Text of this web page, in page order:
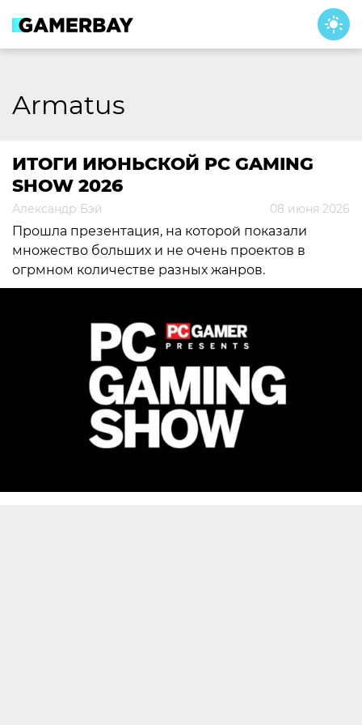
content
Armatus
ИТОГИ ИЮНЬСКОЙ PC GAMING
SHOW 2026
Александр Бэй 08 июня 2026
Прошла презентация, на которой показали
множество больших и не очень проектов в
огрмном количестве разных жанров.